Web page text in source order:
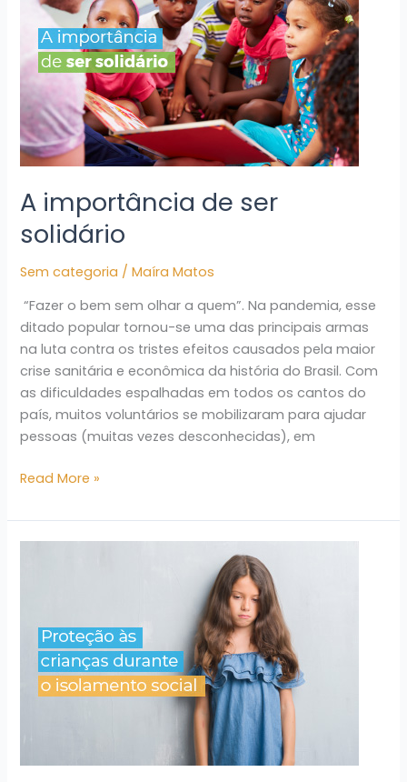
A importância de ser
solidário
Sem categoria /Maíra Matos
“Fazer o bem sem olhar a quem”. Na pandemia, esse
ditado popular tornou-se uma das principais armas
na luta contra os tristes efeitos causados pela maior
crise sanitária e econômica da história do Brasil. Com
as dificuldades espalhadas em todos os cantos do
país, muitos voluntários se mobilizaram para ajudar
pessoas (muitas vezes desconhecidas), em
solidário
Read More »
isolamento
social